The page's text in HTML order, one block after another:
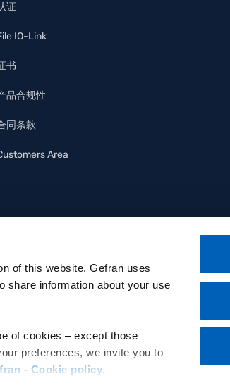
of this website, Gefran uses
share information about your use
of cookies – except those
preferences, we invite you to
- Cookie policy.
证
IO-Link
书
品合规性
同条款
Area